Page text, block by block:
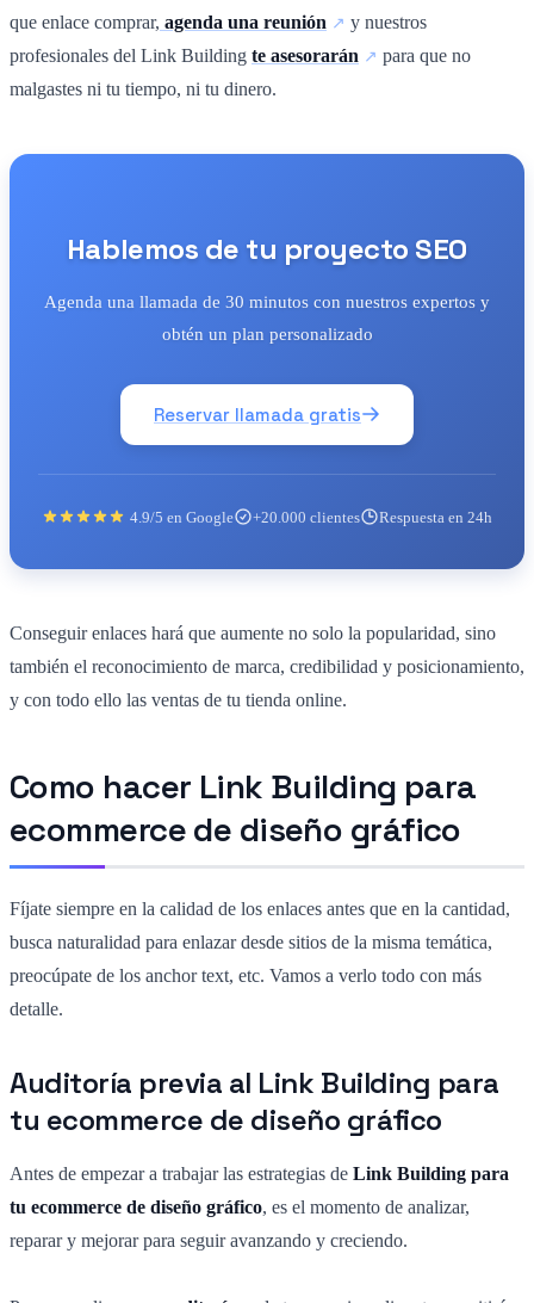
que enlace comprar, agenda una reunión
y nuestros
profesionales del Link Building te asesorarán
para que no
malgastes ni tu tiempo, ni tu dinero.
Hablemos de tu proyecto SEO
Agenda una llamada de 30 minutos con nuestros expertos y
obtén un plan personalizado
Reservar llamada gratis
4.9/5 en Google +20.000 clientes Respuesta en 24h
Conseguir enlaces hará que aumente no solo la popularidad, sino
también el reconocimiento de marca, credibilidad y posicionamiento,
y con todo ello las ventas de tu tienda online.
Como hacer Link Building para
ecommerce de diseño gráfico
Fíjate siempre en la calidad de los enlaces antes que en la cantidad,
busca naturalidad para enlazar desde sitios de la misma temática,
preocúpate de los anchor text, etc. Vamos a verlo todo con más
detalle.
Auditoría previa al Link Building para
tu ecommerce de diseño gráfico
Antes de empezar a trabajar las estrategias de Link Building para
tu ecommerce de diseño gráfico, es el momento de analizar,
reparar y mejorar para seguir avanzando y creciendo.